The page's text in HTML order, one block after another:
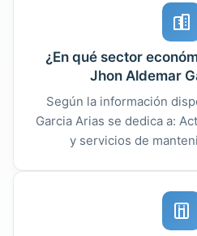
¿En qué sector
Jhon Aldemar
Según la información
Garcia Arias se dedica a:
y servicios de